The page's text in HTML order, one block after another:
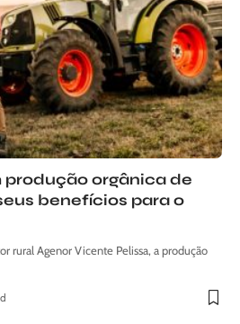
orgânica de
benefícios para o
rural Agenor Vicente Pelissa, a produção